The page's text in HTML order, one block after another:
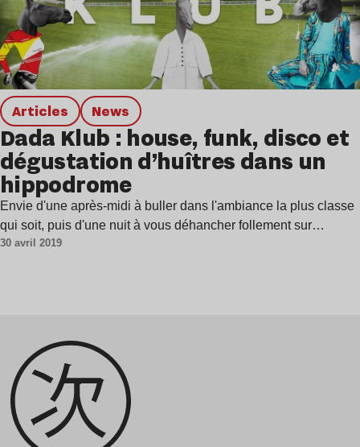
Articles news
Dada Klub : house, funk, disco et
dégustation d’huîtres dans un
hippodrome
Envie d'une après-midi à buller dans l'ambiance la plus classe
qui soit, puis d'une nuit à vous déhancher follement sur…
30 avril 2019